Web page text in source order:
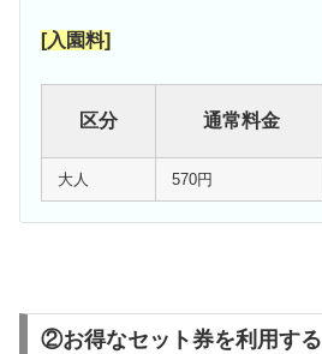
[入園料]
区分 通常料金
大人 570円
②お得なセット券を利用する